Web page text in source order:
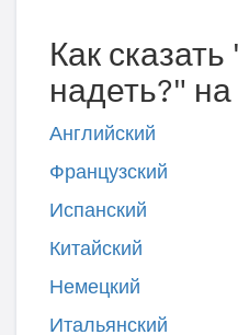
Как
надеть?"
Английский
Французский
Испанский
Китайский
Немецкий
Итальянский